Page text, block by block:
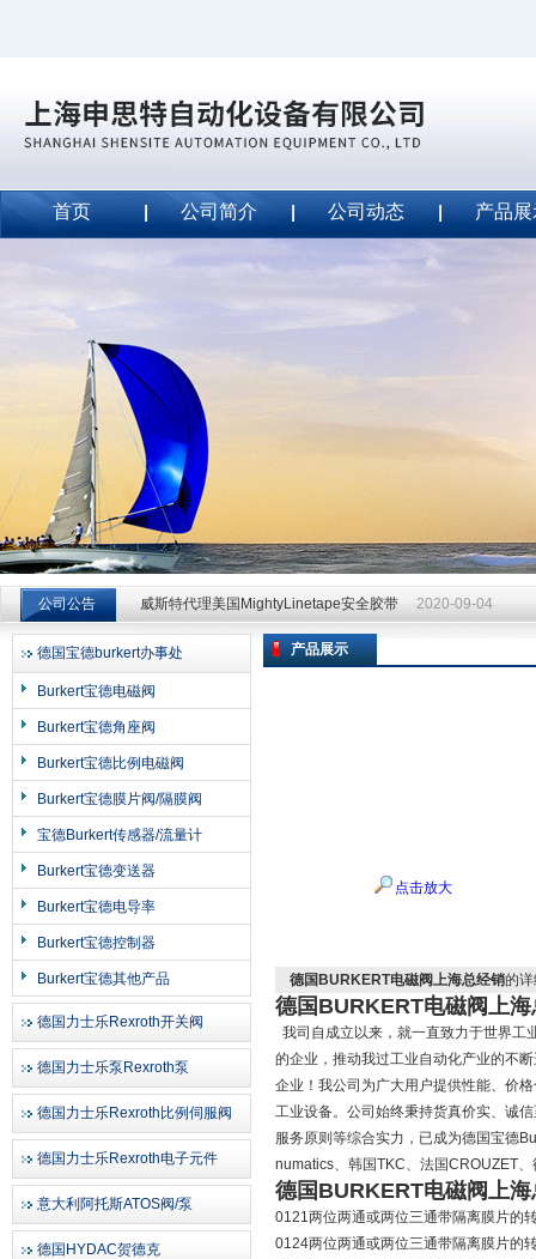
上海申思特自动化设备有限公司
首页 公司简介 公司动态 产品
公司公告
威斯特代理美国MightyLinetape安全胶带 2020-09-04
威斯特代理美国MightyLinetape安全胶带 2020-09-04
威斯特代理美国MightyLinetape安全胶带
德国宝德burkert办事处
Burkert宝德电磁阀
Burkert宝德角座阀
Burkert宝德比例电磁阀
Burkert宝德膜片阀/隔膜阀
宝德Burkert传感器/流量计
Burkert宝德变送器
Burkert宝德电导率
Burkert宝德控制器
Burkert宝德其他产品
德国力士乐Rexroth开关阀
德国力士乐泵Rexroth泵
德国力士乐Rexroth比例伺服阀
德国力士乐Rexroth电子元件
意大利阿托斯ATOS阀/泵
德国HYDAC贺德克
产品展示
点击放大
德国BURKERT电磁阀上海总经销的
德国BURKERT电磁阀上海
我司自成立以来，就一直致力于世界工
的企业，推动我过工业自动化产业的不
企业！我公司为广大用户提供性能、价
工业设备。公司始终秉持货真价实、诚
服务原则等综合实力，已成为德国宝德
numatics、韩国TKC、法国CROUZET
德国BURKERT电磁阀上海
0121两位两通或两位三通带隔离膜片的
0124两位两通或两位三通带隔离膜片的